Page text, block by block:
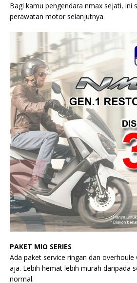
Bagi kamu pengendara nmax sejati, ini
perawatan motor selanjutnya.
PAKET MIO SERIES
Ada paket service ringan dan overhoule
aja. Lebih hemat lebih murah daripada
normal.